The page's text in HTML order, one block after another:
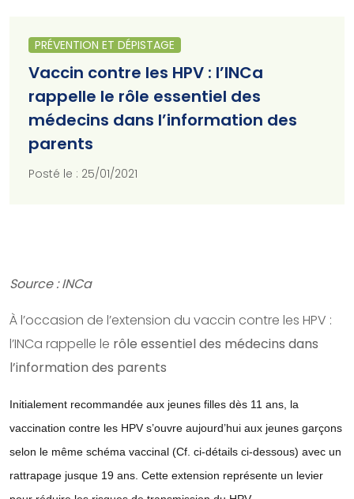
PRÉVENTION ET DÉPISTAGE
Vaccin contre les HPV : l’INCa
rappelle le rôle essentiel des
médecins dans l’information des
parents
Posté le : 25/01/2021
Source : INCa
À l’occasion de l’extension du vaccin contre les HPV :
l’INCa rappelle le rôle essentiel des médecins dans
l’information des parents
Initialement recommandée aux jeunes filles dès 11 ans, la
vaccination contre les HPV s’ouvre aujourd’hui aux jeunes garçons
selon le même schéma vaccinal (Cf. ci-détails ci-dessous) avec un
rattrapage jusque 19 ans. Cette extension représente un levier